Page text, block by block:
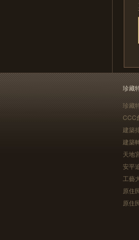
珍藏
珍藏
CCC
建築
建築
天地
安平
工藝
原住
原住